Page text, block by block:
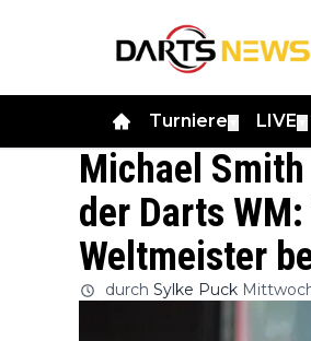
Turniere LIVE
Michael
der Darts
Weltmeister
durch Sylke Puck